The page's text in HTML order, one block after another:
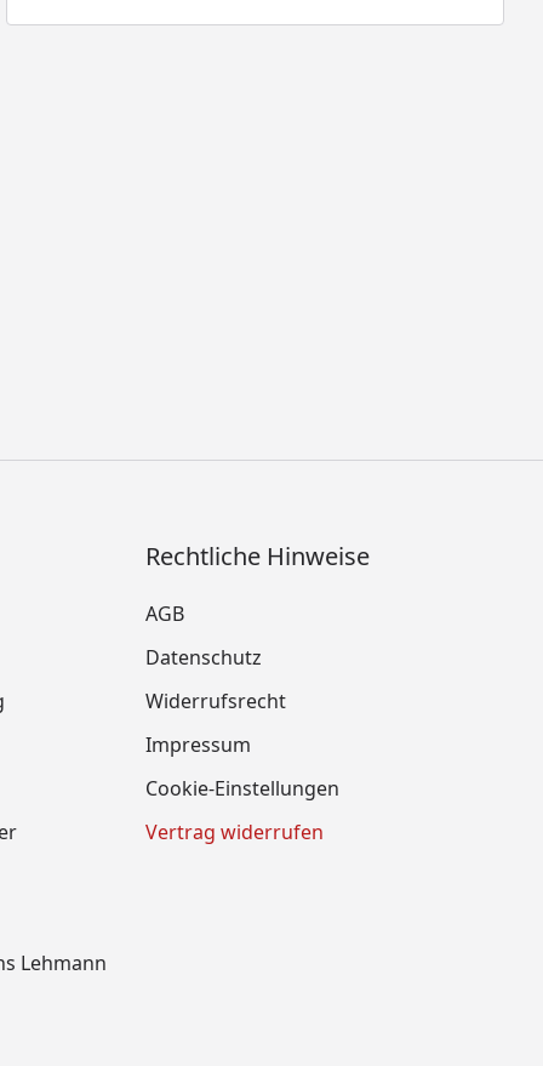
Lehmann
Rechtliche Hinweise
AGB
Datenschutz
Widerrufsrecht
Impressum
Cookie-Einstellungen
Vertrag widerrufen